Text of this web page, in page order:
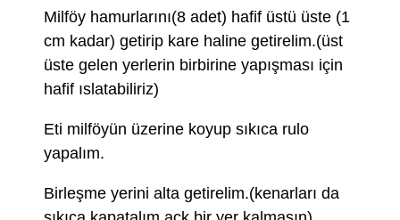
Milföy hamurlarını(8 adet) hafif üstü üste (1
cm kadar) getirip kare haline getirelim.(üst
üste gelen yerlerin birbirine yapışması için
hafif ıslatabiliriz)
Eti milföyün üzerine koyup sıkıca rulo
yapalım.
Birleşme yerini alta getirelim.(kenarları da